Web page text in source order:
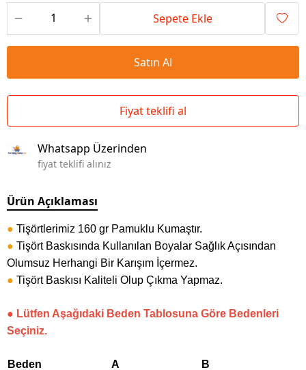
Sepete Ekle
Satın Al
Fiyat teklifi al
Whatsapp Üzerinden
fiyat teklifi alınız
Ürün Açıklaması
● Tişörtlerimiz 160 gr Pamuklu Kumaştır.
● Tişört Baskısında Kullanılan Boyalar Sağlık Açısından
Olumsuz Herhangi Bir Karışım İçermez.
● Tişört Baskısı Kaliteli Olup Çıkma Yapmaz.
● Lütfen Aşağıdaki Beden Tablosuna Göre Bedenleri
Seçiniz.
Beden A
B